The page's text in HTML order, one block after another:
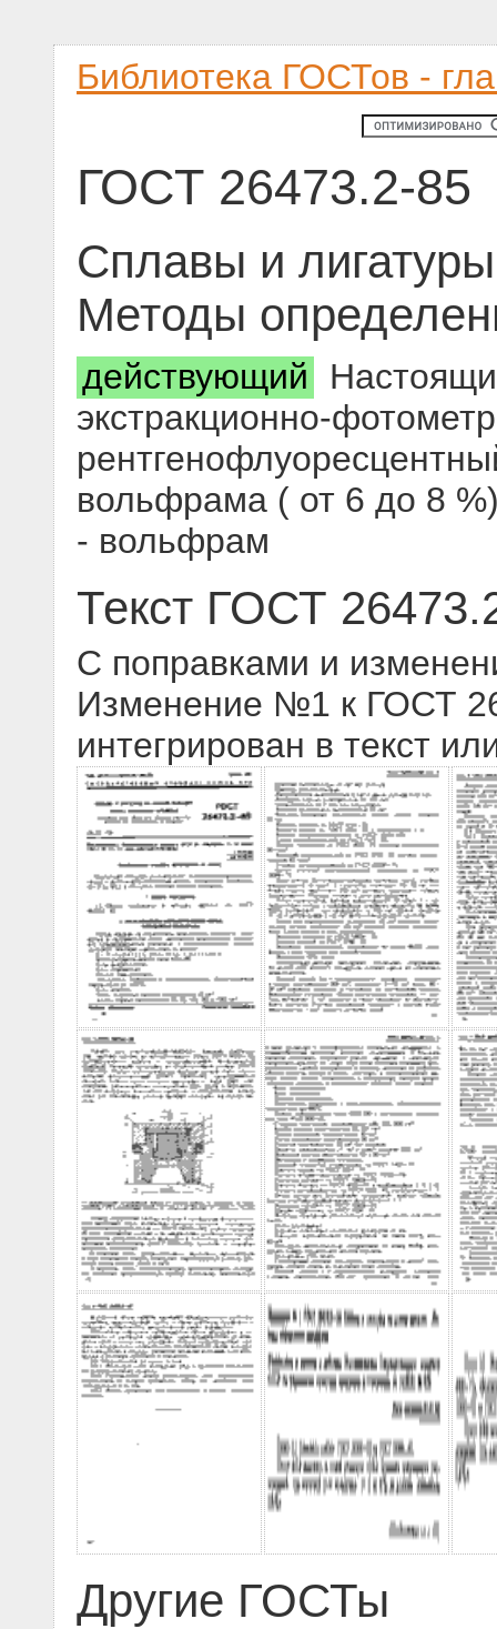
Библиотека ГОСТов -
ГОСТ 26473.2-85
Сплавы и
Методы
действующий
экстракционно-
вольфрама ( от 6 до 8
- вольфрам
Текст ГОСТ
С поправками и
Изменение №1 к ГОСТ
интегрирован в текст
Другие ГОСТы